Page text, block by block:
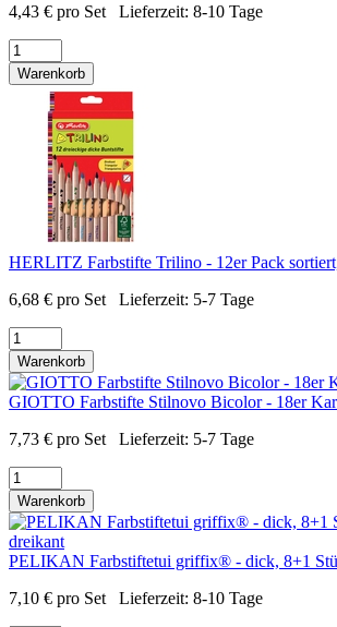
4,43 € pro Set Lieferzeit: 8-10 Tage
Warenkorb
HERLITZ Farbstifte Trilino - 12er Pack
6,68 € pro Set Lieferzeit: 5-7 Tage
Warenkorb
GIOTTO Farbstifte Stilnovo Bicolor - 18er
7,73 € pro Set Lieferzeit: 5-7 Tage
Warenkorb
PELIKAN Farbstiftetui griffix® - dick, 8+1
7,10 € pro Set Lieferzeit: 8-10 Tage